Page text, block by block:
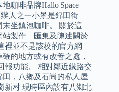
咖啡品牌Hallo Space
辦人之一小景是錦田街
坐鎮泡咖啡。 關於這
製作，匯集及陳述關於
裡並不是該校的官方網
的地方或有改善之處，
報功能。 相對鄰近鐵路交
，八鄉及石崗的私人屋
新村 現時區內設有八鄉北